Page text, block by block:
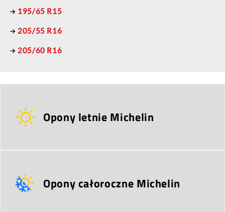
195/65 R15
205/55 R16
205/60 R16
Opony letnie Michelin
Opony całoroczne Michelin